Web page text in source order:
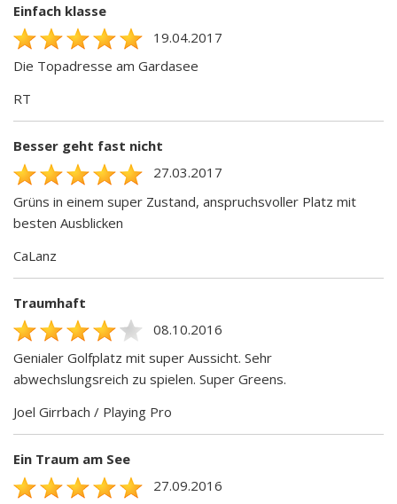
Einfach klasse
19.04.2017
Die Topadresse am Gardasee
RT
Besser geht fast nicht
27.03.2017
Grüns in einem super Zustand, anspruchsvoller Platz mit
besten Ausblicken
CaLanz
Traumhaft
08.10.2016
Genialer Golfplatz mit super Aussicht. Sehr
abwechslungsreich zu spielen. Super Greens.
Joel Girrbach / Playing Pro
Ein Traum am See
27.09.2016